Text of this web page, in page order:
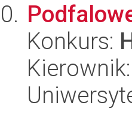
Konkurs: